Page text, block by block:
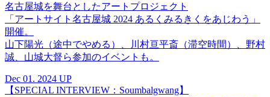
名古屋城を舞台としたアートプロジェクト
「アートサイト名古屋城 2024 あるくみるきくをあじわう」
開催。
山下陽光（途中でやめる）、川村亘平斎（滞空時間）、野村
誠、山城大督ら参加のイベントも。
Dec 01. 2024 UP
【SPECIAL INTERVIEW：Soumbalgwang】